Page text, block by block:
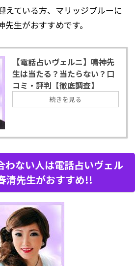
えている方、マリッジブルーに
生がおすすめです。
【電話占いヴェルニ】鳴神先
生は当たる？当たらない？口
コミ・評判【徹底調査】
続きを見る
わない人は電話占いヴェル
清先生がおすすめ!!